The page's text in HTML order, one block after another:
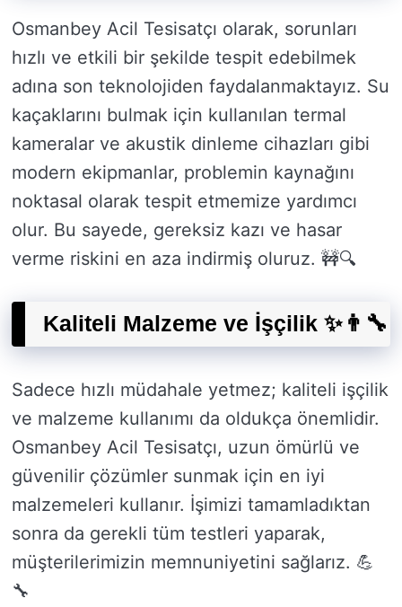
Osmanbey Acil Tesisatçı olarak, sorunları
hızlı ve etkili bir şekilde tespit edebilmek
adına son teknolojiden faydalanmaktayız. Su
kaçaklarını bulmak için kullanılan termal
kameralar ve akustik dinleme cihazları gibi
modern ekipmanlar, problemin kaynağını
noktasal olarak tespit etmemize yardımcı
olur. Bu sayede, gereksiz kazı ve hasar
verme riskini en aza indirmiş oluruz. 🚧🔍
Kaliteli Malzeme ve İşçilik ✨👨‍🔧
Sadece hızlı müdahale yetmez; kaliteli işçilik
ve malzeme kullanımı da oldukça önemlidir.
Osmanbey Acil Tesisatçı, uzun ömürlü ve
güvenilir çözümler sunmak için en iyi
malzemeleri kullanır. İşimizi tamamladıktan
sonra da gerekli tüm testleri yaparak,
müşterilerimizin memnuniyetini sağlarız. 💪
🔧